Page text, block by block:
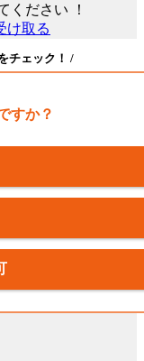
ください ！
チェック！ /
すか？